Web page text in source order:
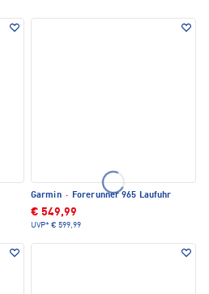
Garmin · Forerunner 965 Laufuhr
€ 549,99
UVP* € 599,99